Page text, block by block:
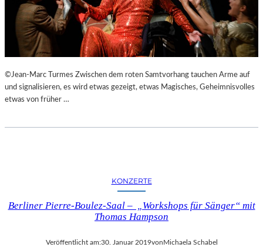
©Jean-Marc Turmes Zwischen dem roten Samtvorhang tauchen Arme auf
und signalisieren, es wird etwas gezeigt, etwas Magisches, Geheimnisvolles
etwas von früher …
KONZERTE
Berliner Pierre-Boulez-Saal – „Workshops für Sänger“ mit
Thomas Hampson
Veröffentlicht am:30. Januar 2019von Michaela Schabel